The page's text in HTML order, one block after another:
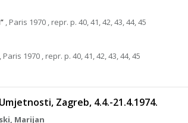
, Paris 1970 , repr. p. 40, 41, 42, 43, 44, 45
, Paris 1970 , repr. p. 40, 41, 42, 43, 44, 45
Zagreb, 4.4.-21.4.1974.
Marijan